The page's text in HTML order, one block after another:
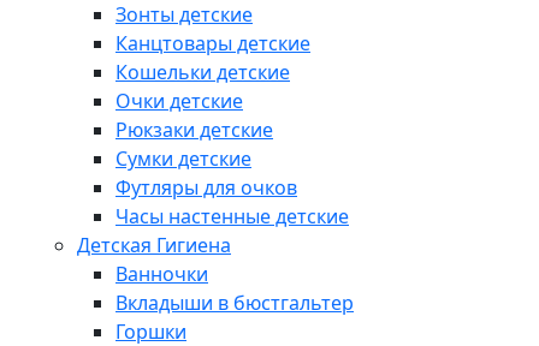
Зонты детские
Канцтовары детские
Кошельки детские
Очки детские
Рюкзаки детские
Сумки детские
Футляры для очков
Часы настенные детские
Детская Гигиена
Ванночки
Вкладыши в бюстгальтер
Горшки